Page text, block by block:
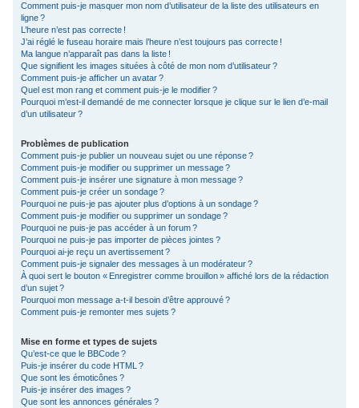
Comment puis-je masquer mon nom d’utilisateur de la liste des utilisateurs en
ligne ?
L’heure n’est pas correcte !
J’ai réglé le fuseau horaire mais l’heure n’est toujours pas correcte !
Ma langue n’apparaît pas dans la liste !
Que signifient les images situées à côté de mon nom d’utilisateur ?
Comment puis-je afficher un avatar ?
Quel est mon rang et comment puis-je le modifier ?
Pourquoi m’est-il demandé de me connecter lorsque je clique sur le lien d’e-mail
d’un utilisateur ?
Problèmes de publication
Comment puis-je publier un nouveau sujet ou une réponse ?
Comment puis-je modifier ou supprimer un message ?
Comment puis-je insérer une signature à mon message ?
Comment puis-je créer un sondage ?
Pourquoi ne puis-je pas ajouter plus d’options à un sondage ?
Comment puis-je modifier ou supprimer un sondage ?
Pourquoi ne puis-je pas accéder à un forum ?
Pourquoi ne puis-je pas importer de pièces jointes ?
Pourquoi ai-je reçu un avertissement ?
Comment puis-je signaler des messages à un modérateur ?
À quoi sert le bouton « Enregistrer comme brouillon » affiché lors de la rédaction
d’un sujet ?
Pourquoi mon message a-t-il besoin d’être approuvé ?
Comment puis-je remonter mes sujets ?
Mise en forme et types de sujets
Qu’est-ce que le BBCode ?
Puis-je insérer du code HTML ?
Que sont les émoticônes ?
Puis-je insérer des images ?
Que sont les annonces générales ?